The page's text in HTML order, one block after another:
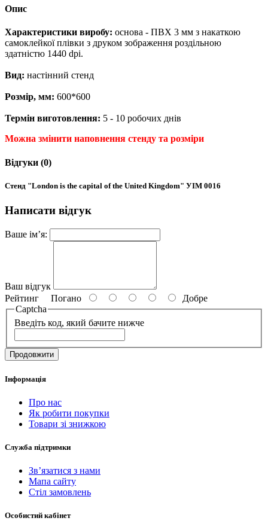
Опис
Характеристики виробу: основа - ПВХ 3 мм з накаткою
самоклейкої плівки з друком зображення роздільною
здатністю 1440 dpi.
Вид: настінний стенд
Розмір, мм: 600*600
Термін виготовлення: 5 - 10 робочих днів
Можна змінити наповнення стенду та розміри
Відгуки (0)
Стенд "London is the capital of the United Kingdom" УІМ 0016
Написати відгук
Ваше ім’я:
Ваш відгук
Рейтинг Погано
Добре
Captcha
Введіть код, який бачите нижче
Продовжити
Інформація
Про нас
Як робити покупки
Товари зі знижкою
Служба підтримки
Зв’язатися з нами
Мапа сайту
Стіл замовлень
Особистий кабінет